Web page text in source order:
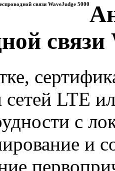
связи WaveJudge 5000
LTE
с
и